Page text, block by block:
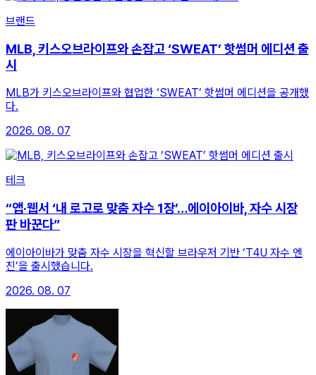
브랜드
MLB, 키스오브라이프와 손잡고 ‘SWEAT’ 핫썸머 에디션 출
시
MLB가 키스오브라이프와 협업한 ‘SWEAT’ 핫썸머 에디션을 공개했
다.
2026. 08. 07
테크
“앱·웹서 ‘내 로고로 맞춤 자수 1장’…에이아이바, 자수 시장
판 바꾼다”
에이아이바가 맞춤 자수 시장을 혁신할 브라우저 기반 ‘T4U 자수 엔
진’을 출시했습니다.
2026. 08. 07